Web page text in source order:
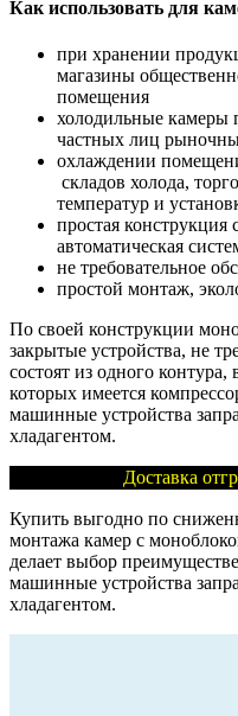
Как использовать для
при хранении
магазины
помещения
холодильные камеры
частных лиц
охлаждении
складов холода,
температур и
простая конструкция
автоматическая
не требовательное
простой монтаж,
По своей конструкции
закрытые устройства, не
состоят из одного
которых имеется
машинные устройства
хладагентом.
Доставка
Купить выгодно по
монтажа камер с
делает выбор
машинные устройства
хладагентом.